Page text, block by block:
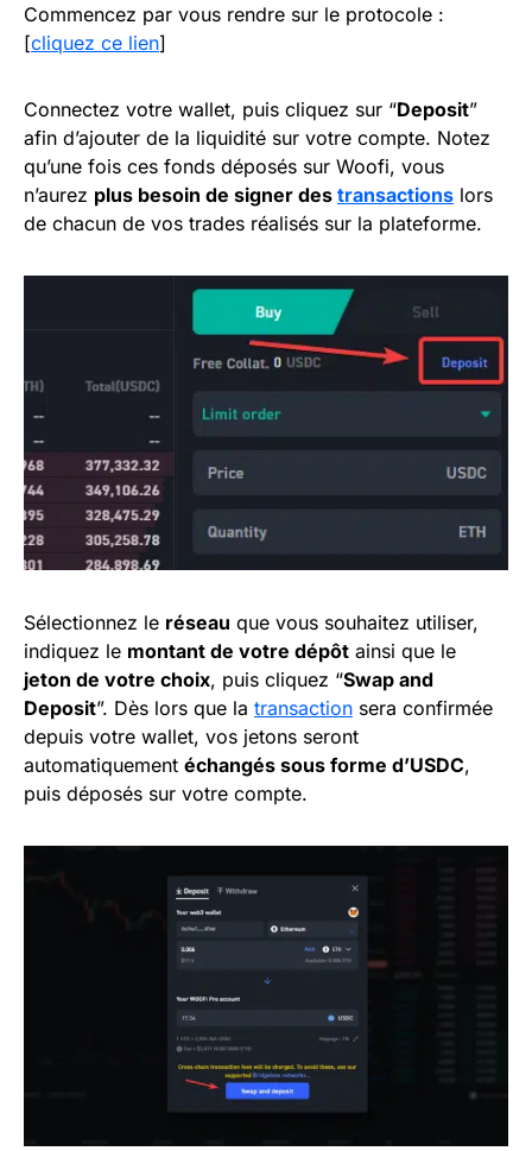
Commencez par vous rendre sur le protocole :
[cliquez ce lien]
Connectez votre wallet, puis cliquez sur “Deposit”
afin d’ajouter de la liquidité sur votre compte. Notez
qu’une fois ces fonds déposés sur Woofi, vous
n’aurez plus besoin de signer des transactions lors
de chacun de vos trades réalisés sur la plateforme.
Sélectionnez le réseau que vous souhaitez utiliser,
indiquez le montant de votre dépôt ainsi que le
jeton de votre choix, puis cliquez “Swap and
Deposit”. Dès lors que la transaction sera confirmée
depuis votre wallet, vos jetons seront
automatiquement échangés sous forme d’USDC,
puis déposés sur votre compte.